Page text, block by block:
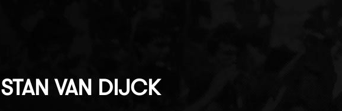
STAN VAN DIJCK